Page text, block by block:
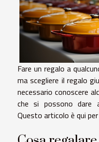
Fare un regalo a
ma scegliere il regalo
necessario conoscere
che si possono dare
Questo articolo è qui